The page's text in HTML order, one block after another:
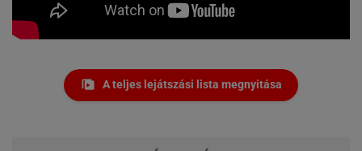
A teljes lejátszási lista megnyitása